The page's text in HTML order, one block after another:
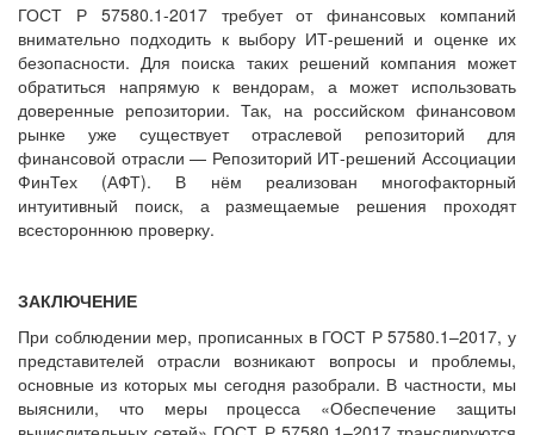
ГОСТ Р 57580.1-2017 требует от финансовых компаний
внимательно подходить к выбору ИТ-решений и оценке их
безопасности. Для поиска таких решений компания может
обратиться напрямую к вендорам, а может использовать
доверенные репозитории. Так, на российском финансовом
рынке уже существует отраслевой репозиторий для
финансовой отрасли — Репозиторий ИТ-решений Ассоциации
ФинТех (АФТ). В нём реализован многофакторный
интуитивный поиск, а размещаемые решения проходят
всестороннюю проверку.
ЗАКЛЮЧЕНИЕ
При соблюдении мер, прописанных в ГОСТ Р 57580.1–2017, у
представителей отрасли возникают вопросы и проблемы,
основные из которых мы сегодня разобрали. В частности, мы
выяснили, что меры процесса «Обеспечение защиты